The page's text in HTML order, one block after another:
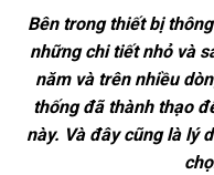
Bên trong thiết bị
những chi tiết nhỏ và
năm và trên nhiều
thống đã thành thạo
này. Và đây cũng là lý